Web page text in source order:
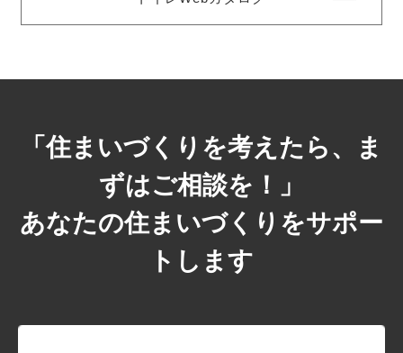
「住まいづくりを考えたら、ま
ずはご相談を！」
あなたの住まいづくりをサポー
トします